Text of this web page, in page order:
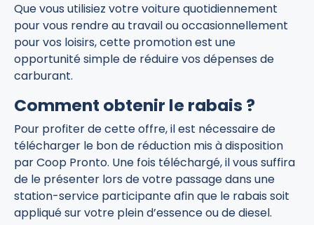
Que vous utilisiez votre voiture quotidiennement
pour vous rendre au travail ou occasionnellement
pour vos loisirs, cette promotion est une
opportunité simple de réduire vos dépenses de
carburant.
Comment obtenir le rabais ?
Pour profiter de cette offre, il est nécessaire de
télécharger le bon de réduction mis à disposition
par Coop Pronto. Une fois téléchargé, il vous suffira
de le présenter lors de votre passage dans une
station-service participante afin que le rabais soit
appliqué sur votre plein d’essence ou de diesel.